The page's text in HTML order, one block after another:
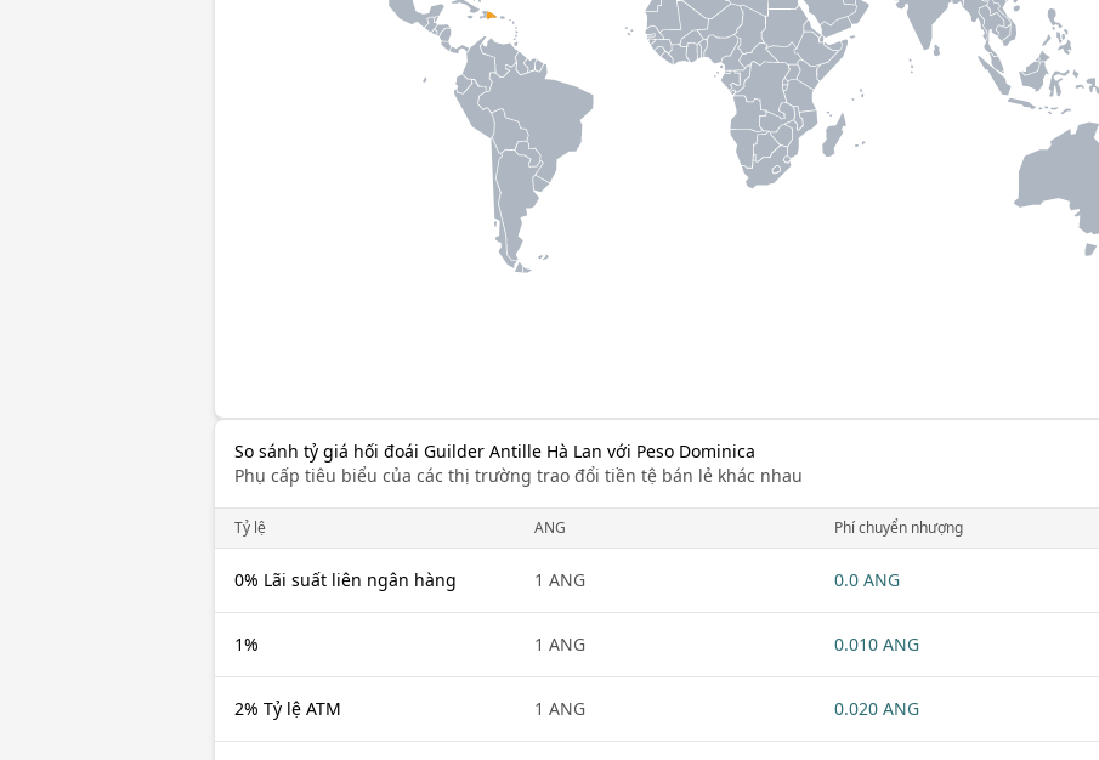
So sánh tỷ giá hối đoái Guilder Antille Hà Lan với Peso Dominica
Phụ cấp tiêu biểu của các thị trường trao đổi tiền tệ bán lẻ khác nhau
Tỷ lệ ANG Phí chuyển nhượng
0% Lãi suất liên ngân hàng 1 ANG 0.0 ANG
1% 1 ANG 0.010 ANG
2% Tỷ lệ ATM 1 ANG 0.020 ANG